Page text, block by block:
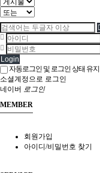
Login
자동로그인 및 로그인 상태 유지
소셜계정으로 로그인
네이버 로그인
MEMBER
회원가입
아이디/비밀번호 찾기